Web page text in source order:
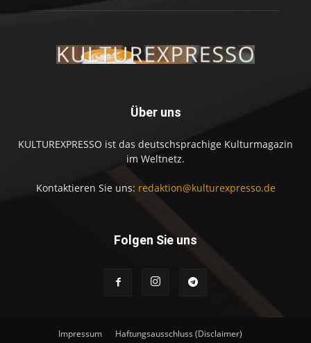
Über uns
KULTUREXPRESSO ist das deutschsprachige Kulturmagazin
im Weltnetz.
Kontaktieren Sie uns: redaktion@kulturexpresso.de
Folgen Sie uns
Impressum
Haftungsausschluss (Disclaimer)